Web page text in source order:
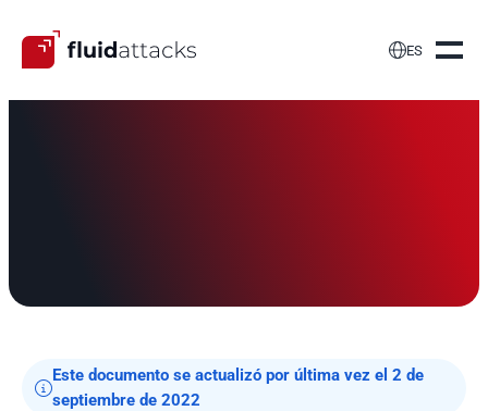
ES

Este documento se actualizó por última vez el 2 de
septiembre de 2022